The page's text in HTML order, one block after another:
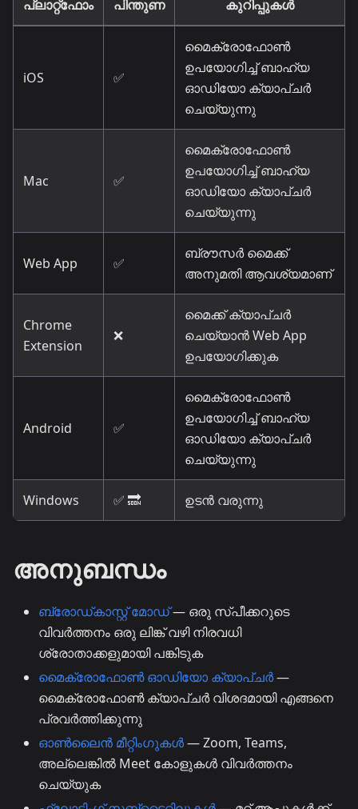
പ്ലാറ്റ്ഫോം പിന്തുണ കുറിപ്പുകൾ
iOS ✅
മൈക്രോഫോൺ
ഉപയോഗിച്ച് ബാഹ്യ
ഓഡിയോ ക്യാപ്ചർ
ചെയ്യുന്നു
Mac ✅
മൈക്രോഫോൺ
ഉപയോഗിച്ച് ബാഹ്യ
ഓഡിയോ ക്യാപ്ചർ
ചെയ്യുന്നു
Web App ✅
ബ്രൗസർ മൈക്ക്
അനുമതി ആവശ്യമാണ്
Chrome
Extension
❌
മൈക്ക് ക്യാപ്ചർ
ചെയ്യാൻ Web App
ഉപയോഗിക്കുക
Android ✅
മൈക്രോഫോൺ
ഉപയോഗിച്ച് ബാഹ്യ
ഓഡിയോ ക്യാപ്ചർ
ചെയ്യുന്നു
Windows ✅ 🔜 ഉടൻ വരുന്നു
അനുബന്ധം
ബ്രോഡ്കാസ്റ്റ് മോഡ്— ഒരു സ്പീക്കറുടെ
വിവർത്തനം ഒരു ലിങ്ക് വഴി നിരവധി
ശ്രോതാക്കളുമായി പങ്കിടുക
മൈക്രോഫോൺ ഓഡിയോ ക്യാപ്ചർ—
മൈക്രോഫോൺ ക്യാപ്ചർ വിശദമായി എങ്ങനെ
പ്രവർത്തിക്കുന്നു
ഓൺലൈൻ മീറ്റിംഗുകൾ— Zoom, Teams,
അല്ലെങ്കിൽ Meet കോളുകൾ വിവർത്തനം
ചെയ്യുക